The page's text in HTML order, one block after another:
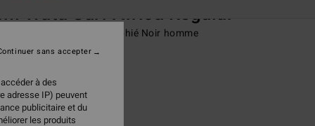
Wata Surf Africa Regular
manches courtes sérigraphié Noir homme
(5 Avis)
€
FLASH 25% EXTRA
à des
adresse IP) peuvent
publicitaire et du
les produits
sans accepter